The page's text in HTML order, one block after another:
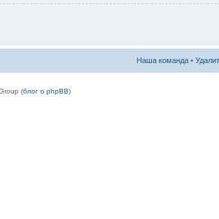
Наша команда •
(блог о phpBB)